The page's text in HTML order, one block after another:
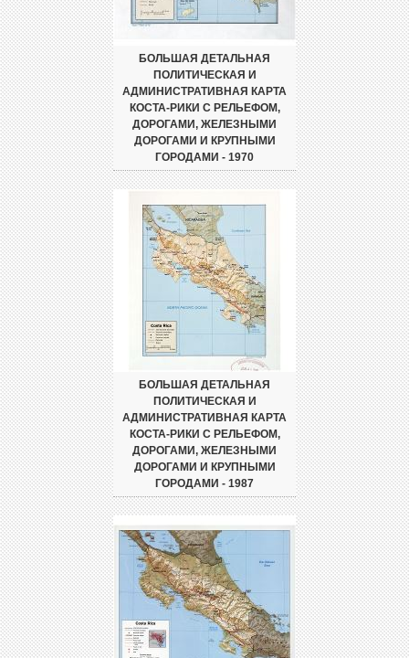
БОЛЬШАЯ ДЕТАЛЬНАЯ
ПОЛИТИЧЕСКАЯ И
АДМИНИСТРАТИВНАЯ КАРТА
КОСТА-РИКИ С РЕЛЬЕФОМ,
ДОРОГАМИ, ЖЕЛЕЗНЫМИ
ДОРОГАМИ И КРУПНЫМИ
ГОРОДАМИ - 1970
БОЛЬШАЯ ДЕТАЛЬНАЯ
ПОЛИТИЧЕСКАЯ И
АДМИНИСТРАТИВНАЯ КАРТА
КОСТА-РИКИ С РЕЛЬЕФОМ,
ДОРОГАМИ, ЖЕЛЕЗНЫМИ
ДОРОГАМИ И КРУПНЫМИ
ГОРОДАМИ - 1987